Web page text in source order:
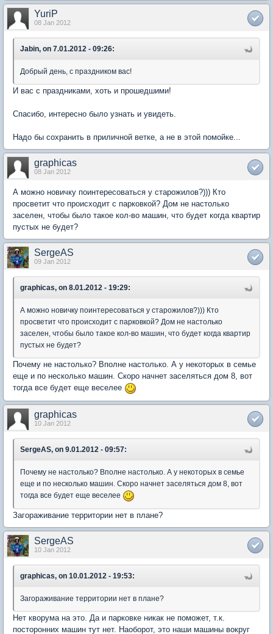
YuriP
08 Jan 2012
Jabin, on 7.01.2012 - 09:26:
Добрый день, с праздником вас!
И вас с праздниками, хоть и прошедшими!
Спасибо, интересно было узнать и увидеть.
Надо бы сохранить в приличной ветке, а не в этой помойке...
graphicas
08 Jan 2012
А можно новичку поинтересоваться у старожилов?))) Кто
просветит что происходит с парковкой? Дом не настолько
заселен, чтобы было такое кол-во машин, что будет когда квартир
пустых не будет?
SergeAS
09 Jan 2012
graphicas, on 8.01.2012 - 19:29:
А можно новичку поинтересоваться у старожилов?))) Кто
просветит что происходит с парковкой? Дом не настолько
заселен, чтобы было такое кол-во машин, что будет когда квартир
пустых не будет?
Почему не настолько? Вполне настолько. А у некоторых в семье
еще и по несколько машин. Скоро начнет заселяться дом 8, вот
тогда все будет еще веселее
graphicas
10 Jan 2012
SergeAS, on 9.01.2012 - 09:57:
Почему не настолько? Вполне настолько. А у некоторых в семье
еще и по несколько машин. Скоро начнет заселяться дом 8, вот
тогда все будет еще веселее
Загораживание территории нет в плане?
SergeAS
10 Jan 2012
graphicas, on 10.01.2012 - 19:53:
Загораживание территории нет в плане?
Нет кворума на это. Да и парковке никак не поможет, т.к.
посторонних машин тут нет. Наоборот, это наши машины вокруг